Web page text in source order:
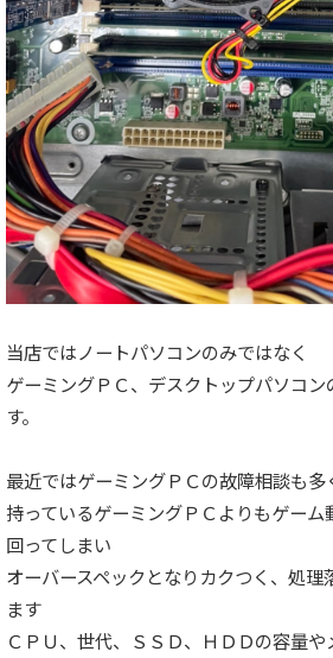
当店ではノートパソコンのみではなく
ゲーミングＰＣ、デスクトップパソコン
す。
最近ではゲーミングＰＣの故障相談も多
持っているゲーミングＰＣよりもゲーム
回ってしまい
オーバースペックとなりカクつく、処理
ます
ＣＰＵ、世代、ＳＳＤ、ＨＤＤの容量